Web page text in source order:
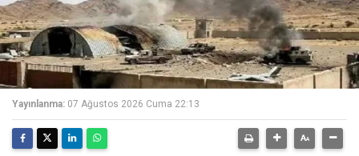
Yayınlanma: 07 Ağustos 2026 Cuma 22:13